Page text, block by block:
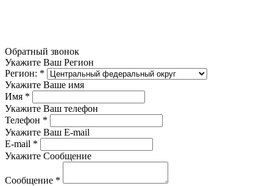
Обратный звонок
Укажите Ваш Регион
Регион: *
Укажите Ваше имя
Имя *
Укажите Ваш телефон
Телефон *
Укажите Ваш E-mail
E-mail *
Укажите Сообщение
Сообщение *